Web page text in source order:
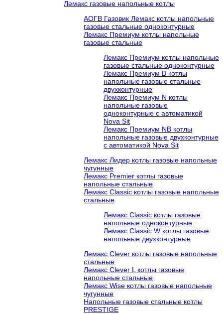
Лемакс газовые напольные котлы
АОГВ Газовик Лемакс котлы напольные
газовые стальные одноконтурные
Лемакс Премиум котлы напольные
газовые стальные
Лемакс Премиум котлы напольные
газовые стальные одноконтурные
Лемакс Премиум B котлы
напольные газовые стальные
двухконтурные
Лемакс Премиум N котлы
напольные газовые
одноконтурные c автоматикой
Nova Sit
Лемакс Премиум NB котлы
напольные газовые двухконтурные
c автоматикой Nova Sit
Лемакс Лидер котлы газовые напольные
чугунные
Лемакс Premier котлы газовые
напольные стальные
Лемакс Classic котлы газовые напольные
стальные
Лемакс Classic котлы газовые
напольные одноконтурные
Лемакс Classic W котлы газовые
напольные двухконтурные
Лемакс Clever котлы газовые напольные
стальные
Лемакс Clever L котлы газовые
напольные стальные
Лемакс Wise котлы газовые напольные
чугунные
Напольные газовые стальные котлы
PRESTIGE